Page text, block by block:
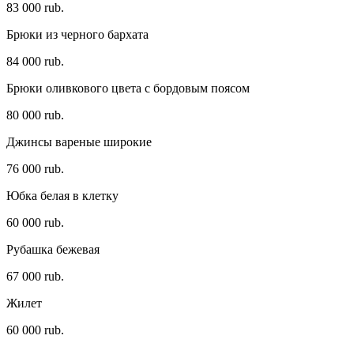
83 000 rub.
Брюки из черного бархата
84 000 rub.
Брюки оливкового цвета с бордовым поясом
80 000 rub.
Джинсы вареные широкие
76 000 rub.
Юбка белая в клетку
60 000 rub.
Рубашка бежевая
67 000 rub.
Жилет
60 000 rub.